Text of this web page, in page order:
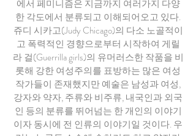
에서 페미니즘은 지금까지 여러가지 다양
한 각도에서 분류되고 이해되어오고 있다.
쥬디 시카고(Judy Chicago)의 다소 노골적이
고 폭력적인 경향으로부터 시작하여 게릴
라 걸(Guerrilla girls)의 유머러스한 작품을 비
롯해 강한 여성주의를 표방하는 많은 여성
작가들이 존재했지만 예술은 남성과 여성,
강자와 약자, 주류와 비주류, 내국인과 외국
인 등의 분류를 뛰어넘는 한 개인의 이야기
이자 동시에 전 인류의 이야기일 것이다. 우